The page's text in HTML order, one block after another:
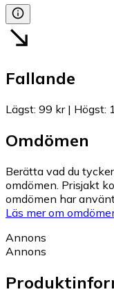
Fallande
Lägst: 99 kr| Högst:
Omdömen
Berätta vad du
omdömen. Prisjakt
omdömen har
Läs mer om
Annons
Annons